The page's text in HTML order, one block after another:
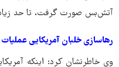
آتش‌بس صورت گرفت، تا حد
رهاسازی خلبان آمریکایی
وی خاطرنشان کرد: اینکه